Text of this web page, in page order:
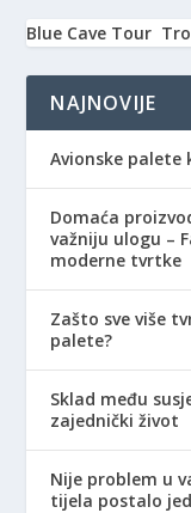
Blue Cave Tour
NAJNOVIJE
Avionske
Domaća
važniju ulogu –
moderne tvrtke
Zašto sve više
palete?
Sklad među
zajednički život
Nije problem u
tijela postalo